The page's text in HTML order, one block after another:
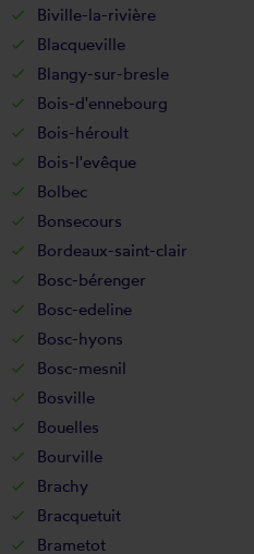
Biville-la-rivière
Blacqueville
Blangy-sur-bresle
Bois-d'ennebourg
Bois-héroult
Bois-l'evêque
Bolbec
Bonsecours
Bordeaux-saint-clair
Bosc-bérenger
Bosc-edeline
Bosc-hyons
Bosc-mesnil
Bosville
Bouelles
Bourville
Brachy
Bracquetuit
Brametot